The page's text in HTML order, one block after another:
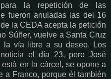
para la repetición de las
fueron anuladas las del 16
la CEDA acepta la petición
Súñer, vuelve a Santa Cruz
la vía libre a su deseo. Los
el día 23, pero José
en la cárcel, se opone a
a Franco, porque él también